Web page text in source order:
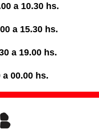
a 10.30 hs.
a 15.30 hs.
a 19.00 hs.
a 00.00 hs.